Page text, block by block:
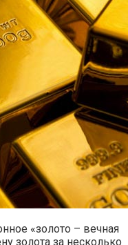
«золото – вечная
золота за несколько